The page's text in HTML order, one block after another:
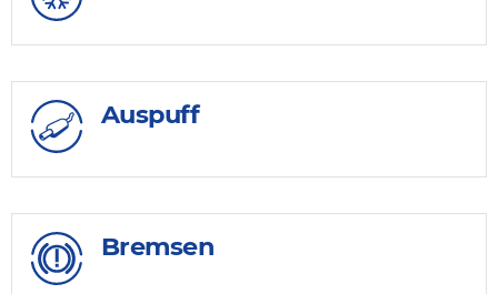
Auspuff
Bremsen